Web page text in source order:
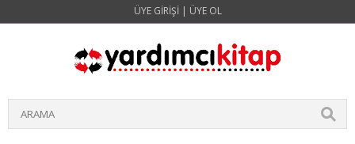
ÜYE GIRIŞI | ÜYE OL